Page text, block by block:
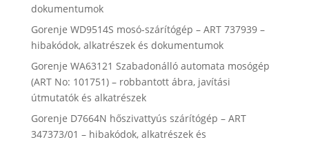
dokumentumok
Gorenje WD9514S mosó-szárítógép – ART 737939 –
hibakódok, alkatrészek és dokumentumok
Gorenje WA63121 Szabadonálló automata mosógép
(ART No: 101751) – robbantott ábra, javítási
útmutatók és alkatrészek
Gorenje D7664N hőszivattyús szárítógép – ART
347373/01 – hibakódok, alkatrészek és